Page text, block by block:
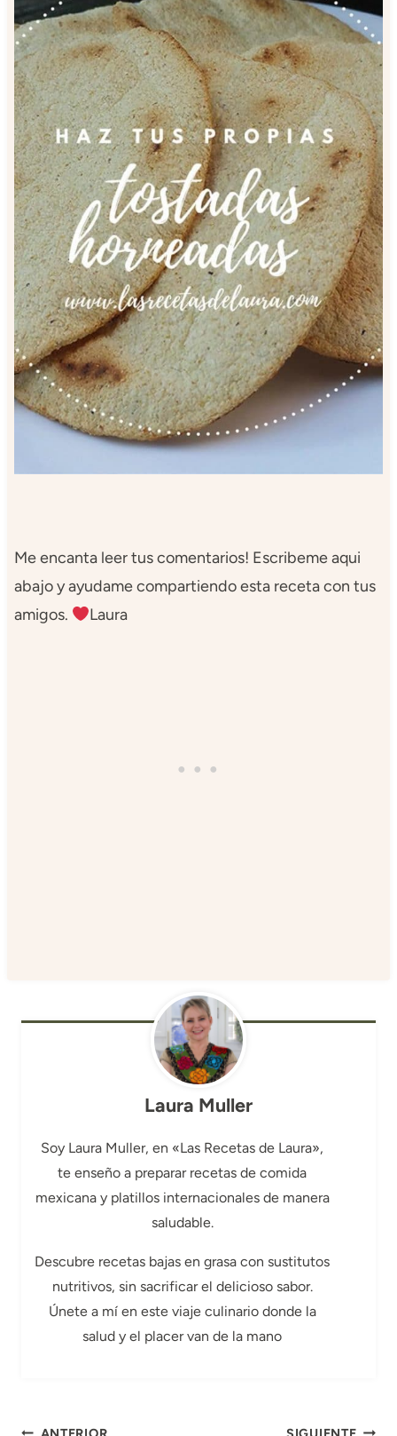
Me encanta leer tus comentarios! Escribeme aqui
abajo y ayudame compartiendo esta receta con tus
amigos.
Laura
Laura Muller
Soy Laura Muller, en «Las Recetas de Laura»,
te enseño a preparar recetas de comida
mexicana y platillos internacionales de manera
saludable.
Descubre recetas bajas en grasa con sustitutos
nutritivos, sin sacrificar el delicioso sabor.
Únete a mí en este viaje culinario donde la
salud y el placer van de la mano